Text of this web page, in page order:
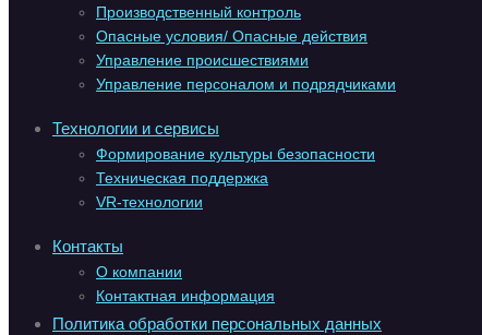
Производственный контроль
Опасные условия/ Опасные действия
Управление происшествиями
Управление персоналом и подрядчиками
Технологии и сервисы
Формирование культуры безопасности
Техническая поддержка
VR-технологии
Контакты
О компании
Контактная информация
Политика обработки персональных данных